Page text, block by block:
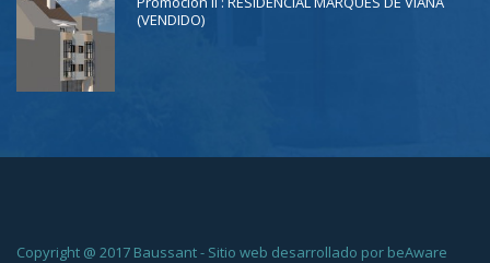
(VENDIDO)
Copyright @ 2017 Baussant - Sitio web desarrollado por beAware